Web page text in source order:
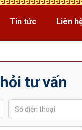
Tin tức Liên
tư vấn